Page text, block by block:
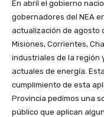
En abril el gobierno
gobernadores del NEA
actualización de agosto
Misiones, Corrientes,
industriales de la región
actuales de energía.
cumplimiento de esta
Provincia pedimos una
público que aplican